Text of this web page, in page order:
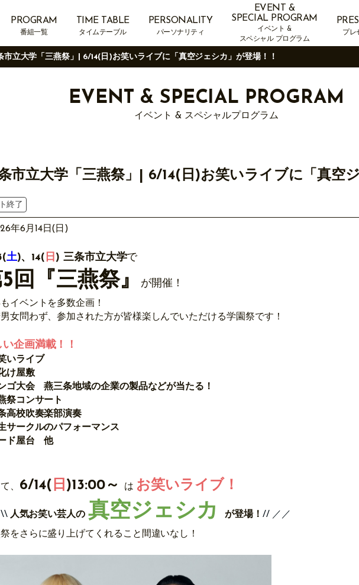
PROGRAM
番組一覧
TIME TABLE
タイムテーブル
PERSONALITY
パーソナリティ
EVENT &
SPECIAL PROGRAM
イベント &
スペシャル プログラム
プレ
市立大学「三燕祭」| 6/14(日)お笑いライブに「真空ジェシカ」が登場！！
EVENT & SPECIAL PROGRAM
イベント & スペシャルプログラム
市立大学「三燕祭」| 6/14(日)お笑いライブに「真空
終了
年6月14日(日)
土)、14( 日 ) 三条市立大学で
回『 三燕祭』 が開催！
イベントを多数企画！
女問わず、参加された方が皆様楽しんでいただける学園祭です！
企画満載！！
いライブ
け屋敷
ゴ大会燕三条地域の企業の製品などが当たる！
祭コンサート
高校吹奏楽部演奏
サークルのパフォーマンス
ド屋台 他
、 6/14( 日 )13:00～ は お笑いライブ！
\\ 人気お笑い芸人の 真空ジェシカ が登場！// ／／
をさらに盛り上げてくれること間違いなし！